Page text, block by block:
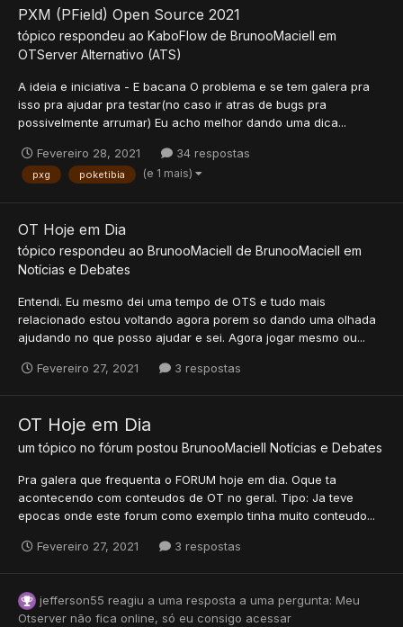
PXM (PField) Open Source 2021
tópico respondeu ao KaboFlow de BrunooMaciell em
OTServer Alternativo (ATS)
A ideia e iniciativa - E bacana O problema e se tem galera pra
isso pra ajudar pra testar(no caso ir atras de bugs pra
possivelmente arrumar) Eu acho melhor dando uma dica...
Fevereiro 28, 2021 34 respostas
pxg poketibia (e 1 mais)
OT Hoje em Dia
tópico respondeu ao BrunooMaciell de BrunooMaciell em
Notícias e Debates
Entendi. Eu mesmo dei uma tempo de OTS e tudo mais
relacionado estou voltando agora porem so dando uma olhada
ajudando no que posso ajudar e sei. Agora jogar mesmo ou...
Fevereiro 27, 2021 3 respostas
OT Hoje em Dia
um tópico no fórum postou BrunooMaciell Notícias e Debates
Pra galera que frequenta o FORUM hoje em dia. Oque ta
acontecendo com conteudos de OT no geral. Tipo: Ja teve
epocas onde este forum como exemplo tinha muito conteudo...
Fevereiro 27, 2021 3 respostas
jefferson55 reagiu a uma resposta a uma pergunta: Meu
Otserver não fica online, só eu consigo acessar